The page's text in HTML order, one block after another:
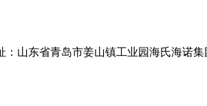
山东省青岛市姜山镇工业园海氏海诺